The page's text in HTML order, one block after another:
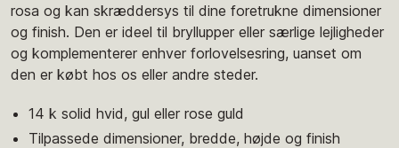
rosa og kan skræddersys til dine foretrukne dimensioner
og finish. Den er ideel til bryllupper eller særlige lejligheder
og komplementerer enhver forlovelsesring, uanset om
den er købt hos os eller andre steder.
14 k solid hvid, gul eller rose guld
Tilpassede dimensioner, bredde, højde og finish